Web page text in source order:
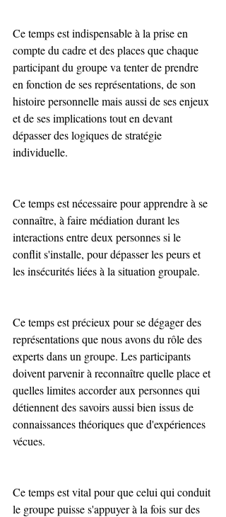
Ce temps est indispensable à la prise en
compte du cadre et des places que chaque
participant du groupe va tenter de prendre
en fonction de ses représentations, de son
histoire personnelle mais aussi de ses enjeux
et de ses implications tout en devant
dépasser des logiques de stratégie
individuelle.
Ce temps est nécessaire pour apprendre à se
connaître, à faire médiation durant les
interactions entre deux personnes si le
conflit s'installe, pour dépasser les peurs et
les insécurités liées à la situation groupale.
Ce temps est précieux pour se dégager des
représentations que nous avons du rôle des
experts dans un groupe. Les participants
doivent parvenir à reconnaître quelle place et
quelles limites accorder aux personnes qui
détiennent des savoirs aussi bien issus de
connaissances théoriques que d'expériences
vécues.
Ce temps est vital pour que celui qui conduit
le groupe puisse s'appuyer à la fois sur des